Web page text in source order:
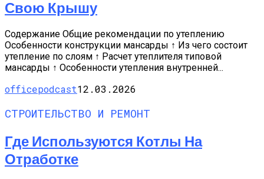
Свою Крышу
Содержание Общие рекомендации по утеплению
Особенности конструкции мансарды ↑ Из чего состоит
утепление по слоям ↑ Расчет утеплителя типовой
мансарды ↑ Особенности утепления внутренней...
officepodcast12.03.2026
СТРОИТЕЛЬСТВО И РЕМОНТ
Где Используются Котлы На
Отработке